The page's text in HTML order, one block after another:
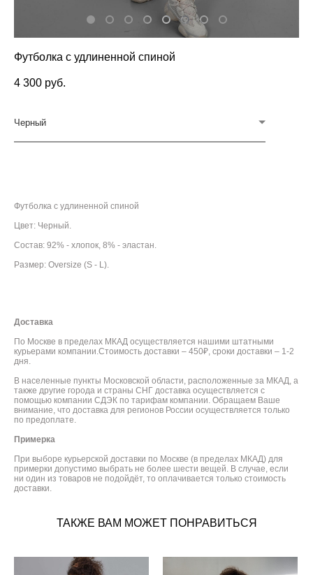
Футболка с удлиненной спиной
4 300 pуб.
Черный
Футболка с удлиненной спиной
Цвет: Черный.
Состав: 92% - хлопок, 8% - эластан.
Размер: Oversize (S - L).
Доставка
По Москве в пределах МКАД осуществляется нашими штатными
курьерами компании.Стоимость доставки – 450₽, сроки доставки – 1-2
дня.
В населенные пункты Московской области, расположенные за МКАД, а
также другие города и страны СНГ доставка осуществляется с
помощью компании СДЭК по тарифам компании. Обращаем Ваше
внимание, что доставка для регионов России осуществляется только
по предоплате.
Примерка
При выборе курьерской доставки по Москве (в пределах МКАД) для
примерки допустимо выбрать не более шести вещей. В случае, если
ни один из товаров не подойдёт, то оплачивается только стоимость
доставки.
ТАКЖЕ ВАМ МОЖЕТ ПОНРАВИТЬСЯ